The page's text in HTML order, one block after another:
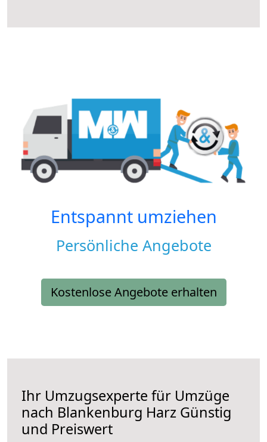
Entspannt umziehen
Persönliche Angebote
Kostenlose Angebote erhalten
Ihr Umzugsexperte für Umzüge
nach Blankenburg Harz Günstig
und Preiswert